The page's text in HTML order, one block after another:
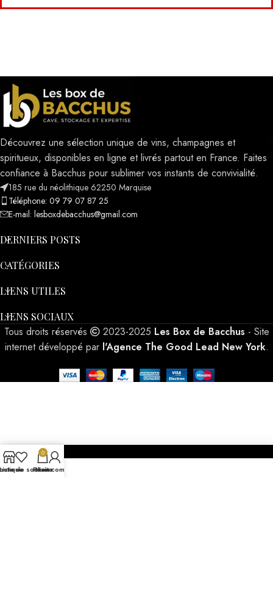
Découvrez une sélection unique de vins, champagnes et
spiritueux, disponibles en ligne et livrés partout en France. Faites
confiance à Bacchus pour sublimer vos instants de convivialité.
185 rue du néolithique 62250 Marquise
Téléphone: 09 79 07 87 25
E-mail: lesboxdebacchus@gmail.com
DERNIERS POSTS
CATÉGORIES
LIENS UTILES
LIENS SOCIAUX
Tous droits réservés 2023-2025 Les Box de Bacchus - Site
internet développé par l'Agence The Good Lead New York.
Liste de souhaits
0
Panier
Mon compte